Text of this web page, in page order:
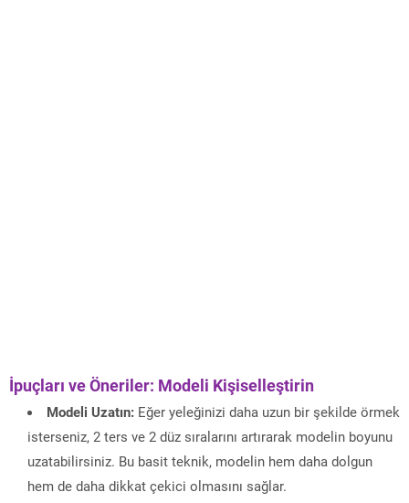
İpuçları ve Öneriler: Modeli Kişiselleştirin
Modeli Uzatın: Eğer yeleğinizi daha uzun bir şekilde örmek
isterseniz, 2 ters ve 2 düz sıralarını artırarak modelin boyunu
uzatabilirsiniz. Bu basit teknik, modelin hem daha dolgun
hem de daha dikkat çekici olmasını sağlar.